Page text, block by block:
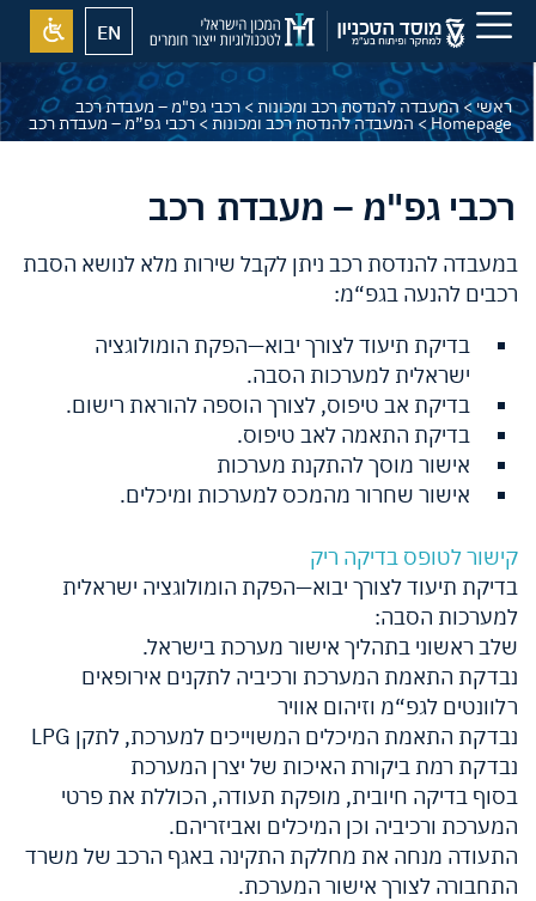
EN
ראשי>המעבדה להנדסת רכב ומכונות> רכבי גפ"מ – מעבדת רכב
Homepage
> המעבדה להנדסת רכב ומכונות> רכבי גפ”מ – מעבדת רכב
רכבי גפ"מ – מעבדת רכב
במעבדה להנדסת רכב ניתן לקבל שירות מלא לנושא הסבת
רכבים להנעה בגפ“מ:
בדיקת תיעוד לצורך יבוא—הפקת הומולוגציה
ישראלית למערכות הסבה.
בדיקת אב טיפוס, לצורך הוספה להוראת רישום.
בדיקת התאמה לאב טיפוס.
אישור מוסך להתקנת מערכות
אישור שחרור מהמכס למערכות ומיכלים.
קישור לטופס בדיקה ריק
בדיקת תיעוד לצורך יבוא—הפקת הומולוגציה ישראלית
למערכות הסבה:
שלב ראשוני בתהליך אישור מערכת בישראל.
נבדקת התאמת המערכת ורכיביה לתקנים אירופאים
רלוונטים לגפ“מ וזיהום אוויר
נבדקת התאמת המיכלים המשוייכים למערכת, לתקן LPG
נבדקת רמת ביקורת האיכות של יצרן המערכת
בסוף בדיקה חיובית, מופקת תעודה, הכוללת את פרטי
המערכת ורכיביה וכן המיכלים ואביזריהם.
התעודה מנחה את מחלקת התקינה באגף הרכב של משרד
התחבורה לצורך אישור המערכת.